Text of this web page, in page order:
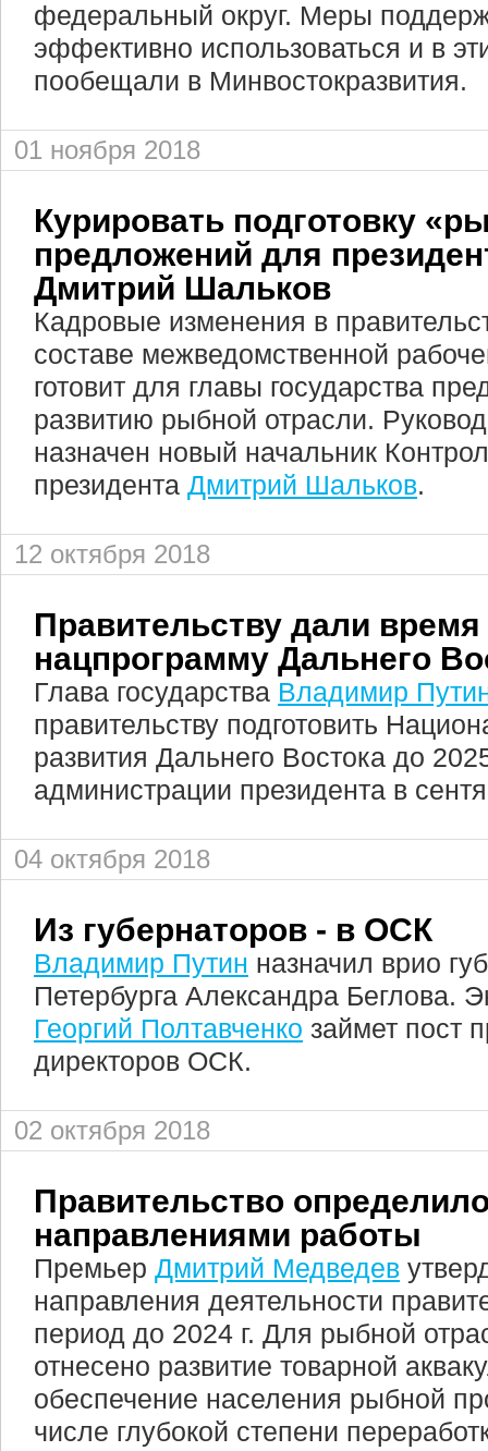
федеральный округ. Меры
эффективно использоваться и в
пообещали в Минвостокразвития.
01 ноября 2018
Курировать подготовку
предложений для
Дмитрий Шальков
Кадровые изменения в
составе межведомственной
готовит для главы государства
развитию рыбной отрасли.
назначен новый начальник
президента Дмитрий Шальков.
12 октября 2018
Правительству дали время
нацпрограмму Дальнего
Глава государства Владимир
правительству подготовить
развития Дальнего Востока до
администрации президента в
04 октября 2018
Из губернаторов - в ОСК
Владимир Путин назначил врио
Петербурга Александра Беглова.
Георгий Полтавченко займет пост
директоров ОСК.
02 октября 2018
Правительство
направлениями работы
Премьер Дмитрий Медведев
направления деятельности
период до 2024 г. Для рыбной
отнесено развитие товарной
обеспечение населения рыбной
числе глубокой степени